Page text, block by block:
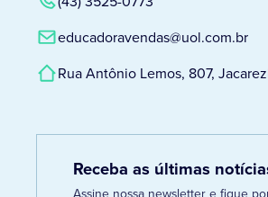
educadoravendas@uol.com.br
Rua Antônio Lemos, 807,
Receba as últimas